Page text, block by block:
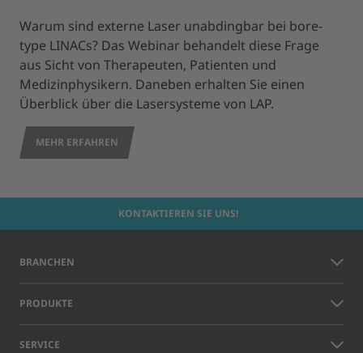
Warum sind externe Laser unabdingbar bei bore-
type LINACs? Das Webinar behandelt diese Frage
aus Sicht von Therapeuten, Patienten und
Medizinphysikern. Daneben erhalten Sie einen
Überblick über die Lasersysteme von LAP.
MEHR ERFAHREN
KONTAKTIEREN SIE UNS!
BRANCHEN
PRODUKTE
SERVICE